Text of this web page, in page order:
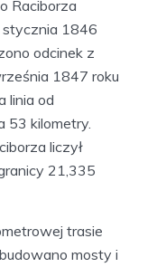
Raciborza
stycznia 1846
odcinek z
1847 roku
linia od
53 kilometry.
liczył
21,335
trasie
mosty i